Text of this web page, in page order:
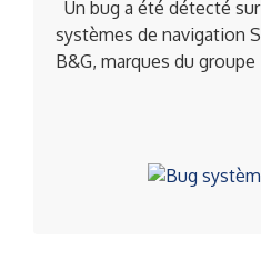
Un bug a été détecté
systèmes de navigation
B&G, marques du